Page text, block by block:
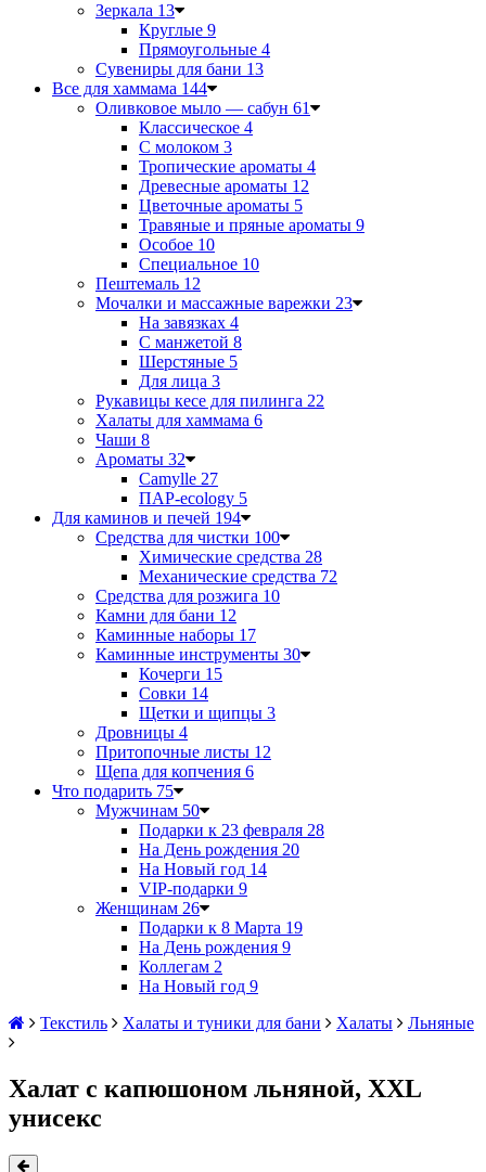
Зеркала 13
Круглые 9
Прямоугольные 4
Сувениры для бани 13
Все для хаммама 144
Оливковое мыло — сабун 61
Классическое 4
С молоком 3
Тропические ароматы 4
Древесные ароматы 12
Цветочные ароматы 5
Травяные и пряные ароматы 9
Особое 10
Специальное 10
Пештемаль 12
Мочалки и массажные варежки 23
На завязках 4
С манжетой 8
Шерстяные 5
Для лица 3
Рукавицы кесе для пилинга 22
Халаты для хаммама 6
Чаши 8
Ароматы 32
Camylle 27
ПАР-ecology 5
Для каминов и печей 194
Средства для чистки 100
Химические средства 28
Механические средства 72
Средства для розжига 10
Камни для бани 12
Каминные наборы 17
Каминные инструменты 30
Кочерги 15
Совки 14
Щетки и щипцы 3
Дровницы 4
Притопочные листы 12
Щепа для копчения 6
Что подарить 75
Мужчинам 50
Подарки к 23 февраля 28
На День рождения 20
На Новый год 14
VIP-подарки 9
Женщинам 26
Подарки к 8 Марта 19
На День рождения 9
Коллегам 2
На Новый год 9
Текстиль
Халаты и туники для бани Халаты Льняные
Халат с капюшоном льняной, XXL
унисекс